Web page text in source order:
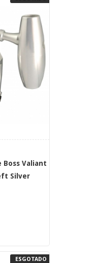
Boss Valiant
Silver
ESGOTADO